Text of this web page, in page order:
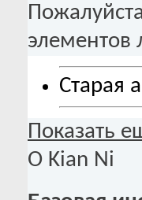
элементов
Старая
Показать
О Kian Ni